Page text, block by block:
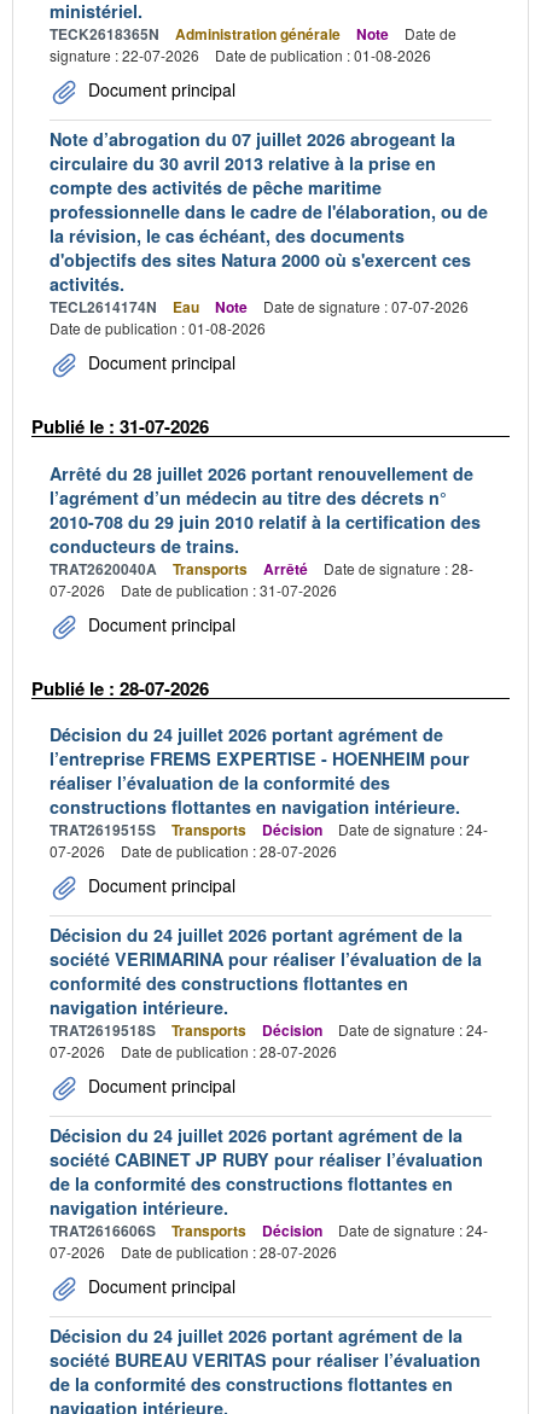
ministériel.
TECK2618365N Administration générale Note
Date de
signature : 22-07-2026
Date de publication : 01-08-2026
Document principal
Note d’abrogation du 07 juillet 2026 abrogeant la
circulaire du 30 avril 2013 relative à la prise en
compte des activités de pêche maritime
professionnelle dans le cadre de l'élaboration, ou de
la révision, le cas échéant, des documents
d'objectifs des sites Natura 2000 où s'exercent ces
activités.
TECL2614174N Eau Note
Date de signature : 07-07-2026
Date de publication : 01-08-2026
Document principal
Publié le : 31-07-2026
Arrêté du 28 juillet 2026 portant renouvellement de
l’agrément d’un médecin au titre des décrets n°
2010-708 du 29 juin 2010 relatif à la certification des
conducteurs de trains.
TRAT2620040A Transports Arrêté
Date de signature : 28-
07-2026
Date de publication : 31-07-2026
Document principal
Publié le : 28-07-2026
Décision du 24 juillet 2026 portant agrément de
l’entreprise FREMS EXPERTISE - HOENHEIM pour
réaliser l’évaluation de la conformité des
constructions flottantes en navigation intérieure.
TRAT2619515S Transports Décision
Date de signature : 24-
07-2026
Date de publication : 28-07-2026
Document principal
Décision du 24 juillet 2026 portant agrément de la
société VERIMARINA pour réaliser l’évaluation de la
conformité des constructions flottantes en
navigation intérieure.
TRAT2619518S Transports Décision
Date de signature : 24-
07-2026
Date de publication : 28-07-2026
Document principal
Décision du 24 juillet 2026 portant agrément de la
société CABINET JP RUBY pour réaliser l’évaluation
de la conformité des constructions flottantes en
navigation intérieure.
TRAT2616606S Transports Décision
Date de signature : 24-
07-2026
Date de publication : 28-07-2026
Document principal
Décision du 24 juillet 2026 portant agrément de la
société BUREAU VERITAS pour réaliser l’évaluation
de la conformité des constructions flottantes en
navigation intérieure.